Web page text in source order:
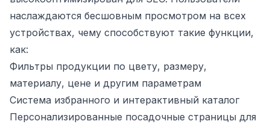
наслаждаются бесшовным просмотром на всех
устройствах, чему способствуют такие функции,
как:
Фильтры продукции по цвету, размеру,
материалу, цене и другим параметрам
Система избранного и интерактивный каталог
Персонализированные посадочные страницы для